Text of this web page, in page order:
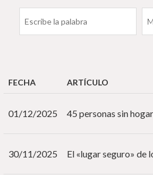
FECHA ARTÍCULO
01/12/2025 45 personas sin
30/11/2025 El «lugar seguro» de